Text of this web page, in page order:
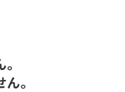
。